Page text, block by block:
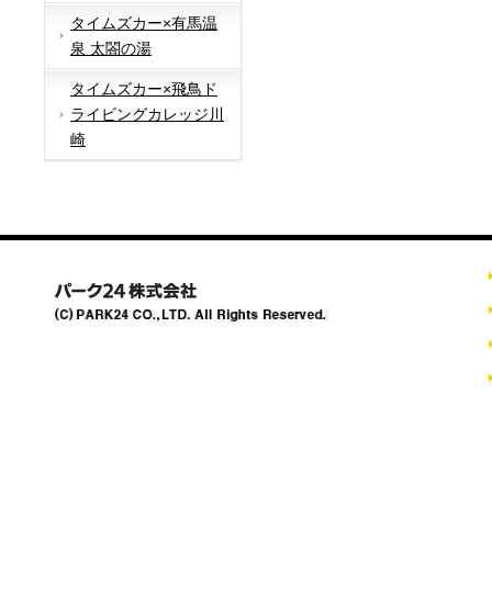
タイムズカー×有馬温
泉 太閤の湯
タイムズカー×飛鳥ド
ライビングカレッジ川
崎